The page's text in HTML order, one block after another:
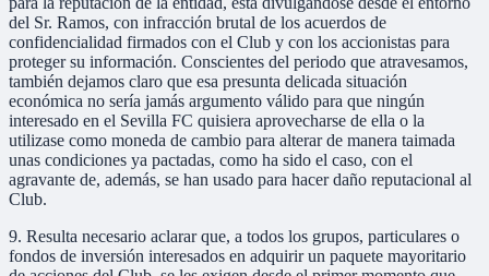
del Sr. Ramos, con infracción brutal de los acuerdos de
confidencialidad firmados con el Club y con los accionistas para
proteger su información. Conscientes del periodo que atravesamos,
también dejamos claro que esa presunta delicada situación
económica no sería jamás argumento válido para que ningún
interesado en el Sevilla FC quisiera aprovecharse de ella o la
utilizase como moneda de cambio para alterar de manera taimada
unas condiciones ya pactadas, como ha sido el caso, con el
agravante de, además, se han usado para hacer daño reputacional al
Club.
9. Resulta necesario aclarar que, a todos los grupos, particulares o
fondos de inversión interesados en adquirir un paquete mayoritario